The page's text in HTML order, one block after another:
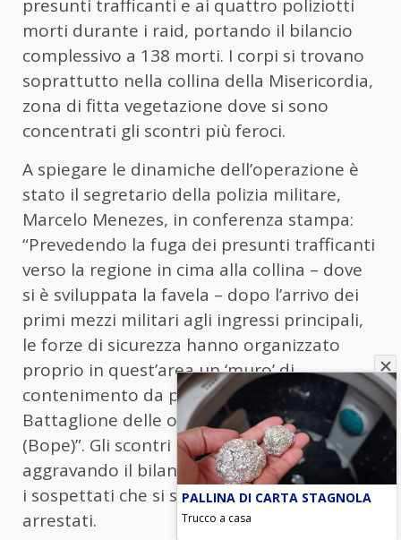
presunti trafficanti e ai quattro poliziotti
morti durante i raid, portando il bilancio
complessivo a 138 morti. I corpi si trovano
soprattutto nella collina della Misericordia,
zona di fitta vegetazione dove si sono
concentrati gli scontri più feroci.
A spiegare le dinamiche dell’operazione è
stato il segretario della polizia militare,
Marcelo Menezes, in conferenza stampa:
“Prevedendo la fuga dei presunti trafficanti
verso la regione in cima alla collina – dove
si è sviluppata la favela – dopo l’arrivo dei
primi mezzi militari agli ingressi principali,
le forze di sicurezza hanno organizzato
proprio in quest’area un ‘muro’ di
contenimento da parte degli agenti del
Battaglione delle operazioni speciali
(Bope)”. Gli scontri sono durati ore,
aggravando il bilancio delle vittime, mentre
i sospettati che si sono arresi sono stati
arrestati.
PALLINA DI CARTA STAGNOLA
Trucco a casa